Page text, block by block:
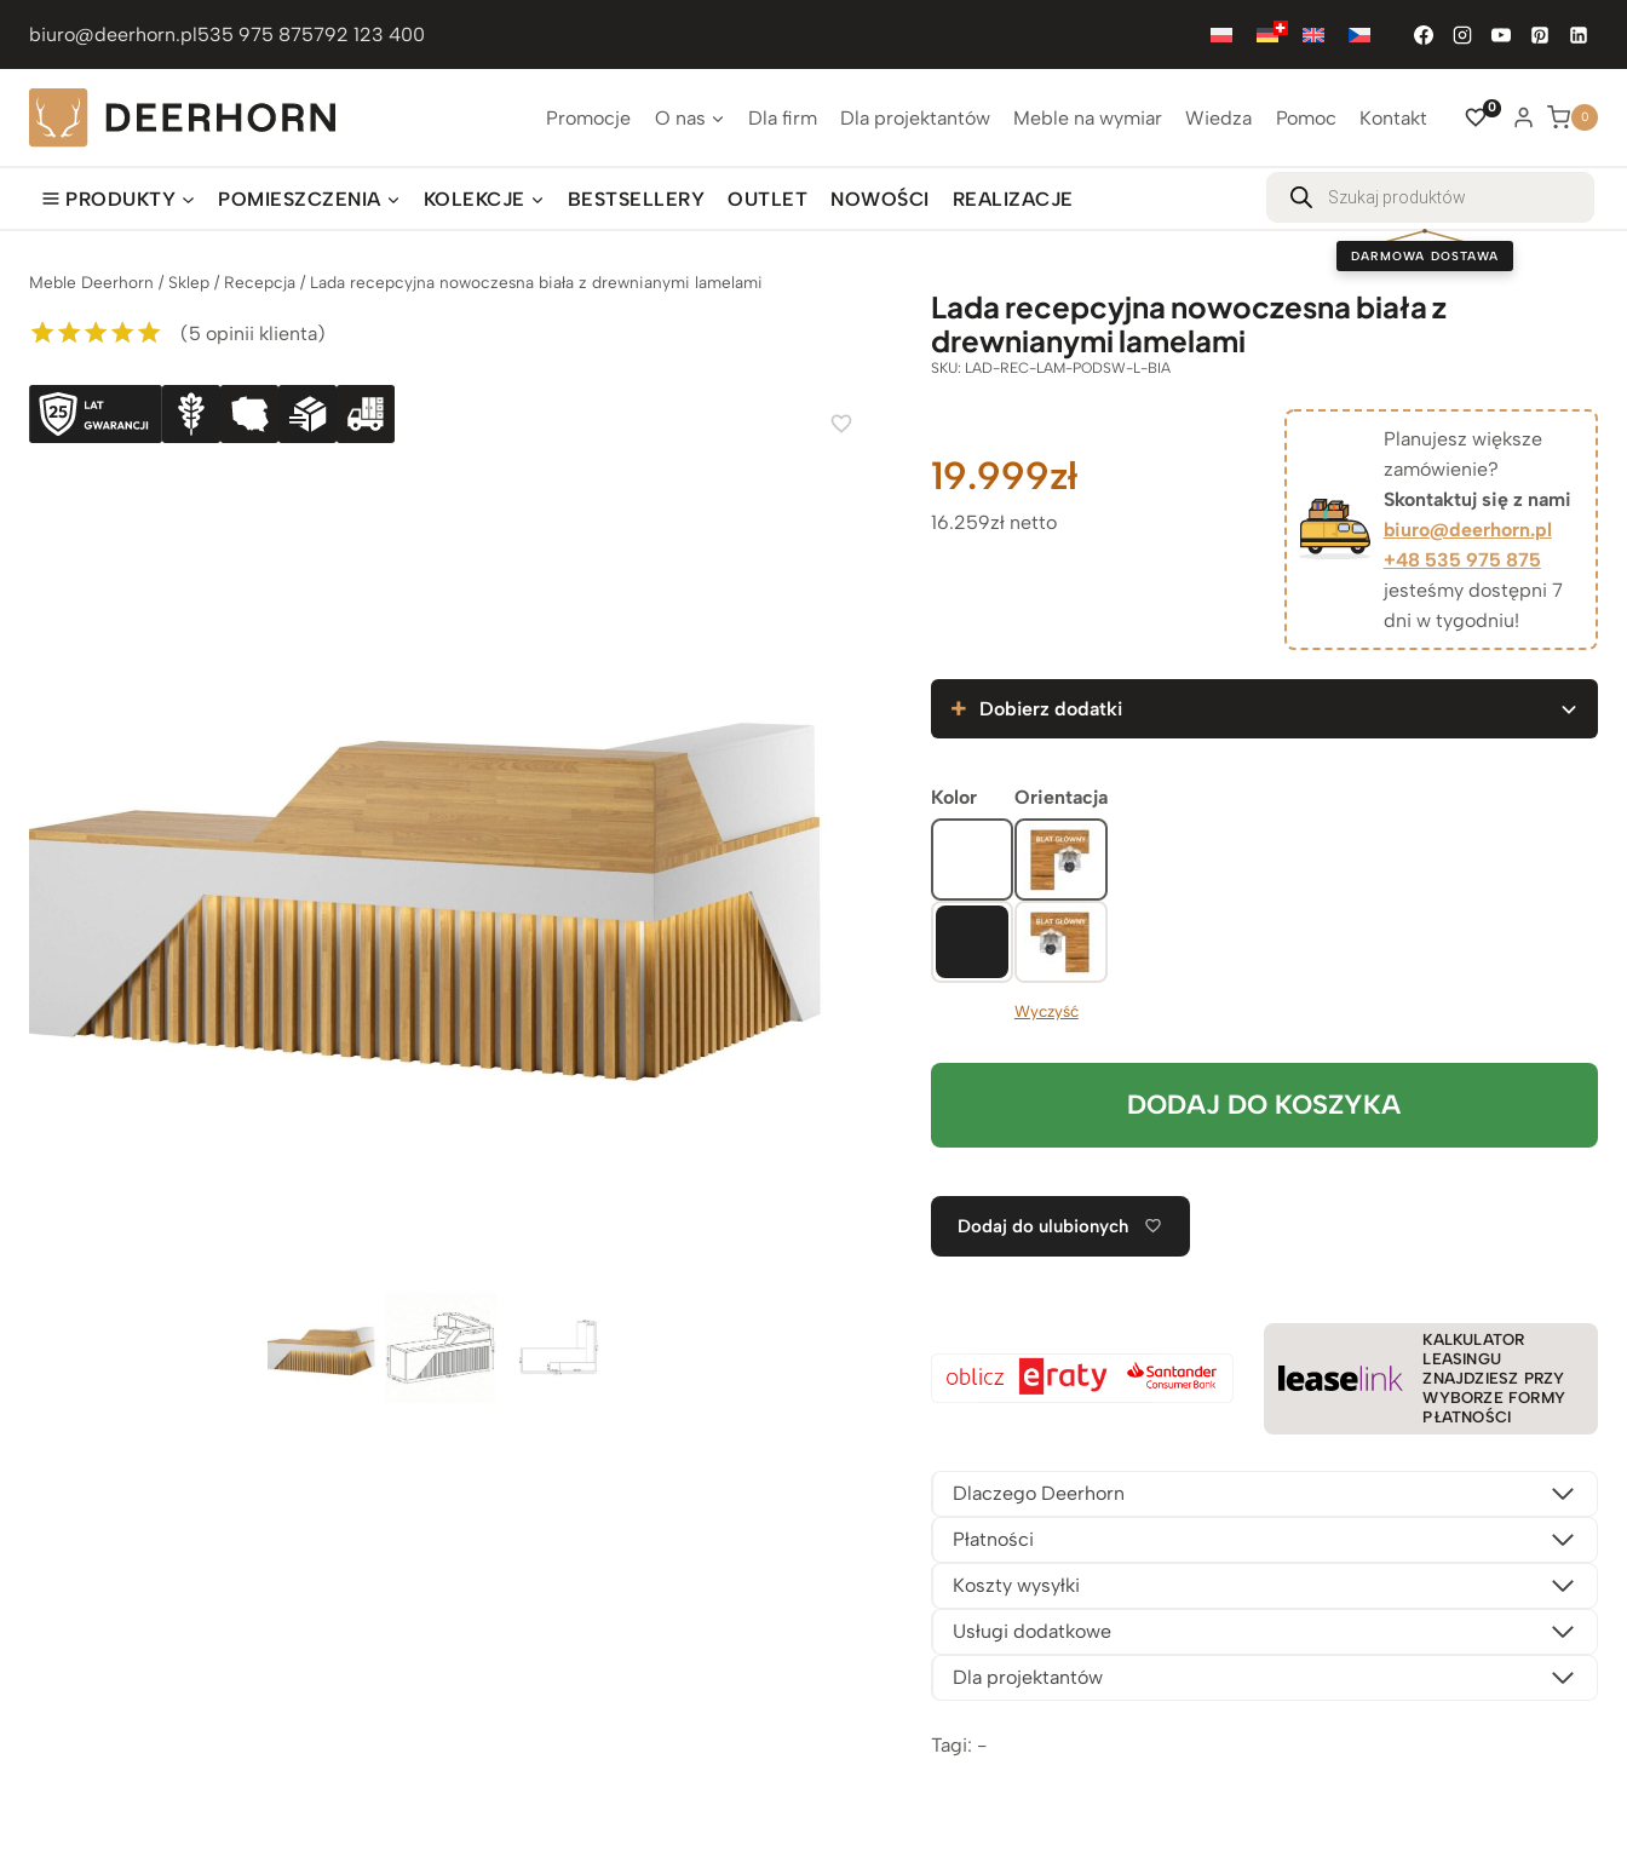
treści
biuro@deerhorn.pl535 975 875792 123 400
Promocje O nas Dla firm Dla projektantów Meble na wymiar Wiedza Pomoc Kontakt 0
0
PRODUKTY POMIESZCZENIA KOLEKCJE BESTSELLERY OUTLET NOWOŚCI REALIZACJE
Wyszukiwarka
produktów
DARMOWA DOSTAWA
Meble Deerhorn / Sklep / Recepcja / Lada recepcyjna nowoczesna biała z drewnianymi lamelami
5.00na 5 na
podstawie
ocen
(5 opinii klienta)
Lada recepcyjna nowoczesna biała z
drewnianymi lamelami
SKU: LAD-REC-LAM-PODSW-L-BIA
19.999zł
16.259zł netto
Planujesz większe
zamówienie?
Skontaktuj się z nami
biuro@deerhorn.pl
+48 535 975 875
jesteśmy dostępni 7
dni w tygodniu!
Dobierz dodatki
Kolor Orientacja
Wyczyść
DODAJ DO KOSZYKA
Dodaj do ulubionych
KALKULATOR
LEASINGU
ZNAJDZIESZ PRZY
WYBORZE FORMY
PŁATNOŚCI
Dlaczego Deerhorn
Płatności
Koszty wysyłki
Usługi dodatkowe
Dla projektantów
Tagi: -